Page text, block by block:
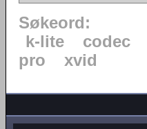
Søkeord:
k-lite
codec
pro
xvid